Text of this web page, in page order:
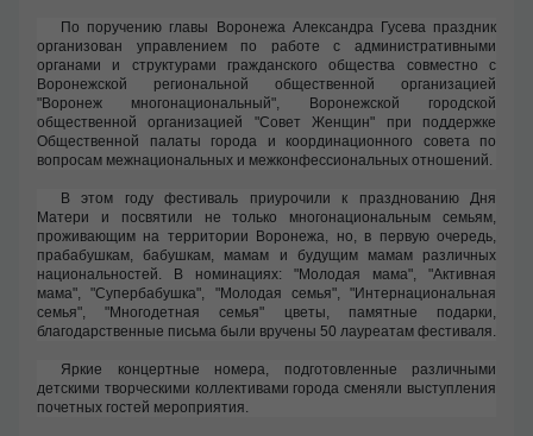
По поручению главы Воронежа Александра Гусева праздник
организован управлением по работе с административными
органами и структурами гражданского общества совместно с
Воронежской региональной общественной организацией
"Воронеж многонациональный", Воронежской городской
общественной организацией "Совет Женщин" при поддержке
Общественной палаты города и координационного совета по
вопросам межнациональных и межконфессиональных отношений.
В этом году фестиваль приурочили к празднованию Дня
Матери и посвятили не только многонациональным семьям,
проживающим на территории Воронежа, но, в первую очередь,
прабабушкам, бабушкам, мамам и будущим мамам различных
национальностей. В номинациях: "Молодая мама", "Активная
мама", "Супербабушка", "Молодая семья", "Интернациональная
семья", "Многодетная семья" цветы, памятные подарки,
благодарственные письма были вручены 50 лауреатам фестиваля.
Яркие концертные номера, подготовленные различными
детскими творческими коллективами города сменяли выступления
почетных гостей мероприятия.